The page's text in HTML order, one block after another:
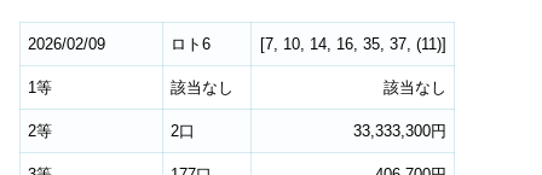
2026/02/09 ロト6 [7, 10, 14, 16, 35, 37, (11)]
1等 該当なし 該当なし
2等 2口 33,333,300円